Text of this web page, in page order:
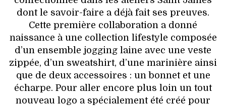
dont le savoir-faire a déjà fait ses preuves.
Cette première collaboration a donné
naissance à une collection lifestyle composée
d’un ensemble jogging laine avec une veste
zippée, d’un sweatshirt, d’une marinière ainsi
que de deux accessoires : un bonnet et une
écharpe. Pour aller encore plus loin un tout
nouveau logo a spécialement été créé pour